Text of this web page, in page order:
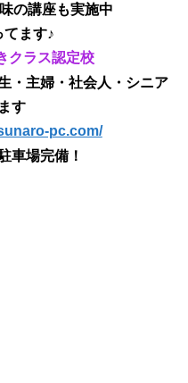
の講座も実施中
ます♪
クラス認定校
・主婦・社会人・シニア
す
pc.com/
車場完備！